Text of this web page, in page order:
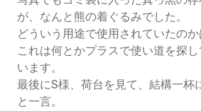
が、なんと熊の着ぐるみでした。
どういう用途で使用されていたのか
これは何とかプラスで使い道を探
います。
最後にS様、荷台を見て、結構一杯
と一言。